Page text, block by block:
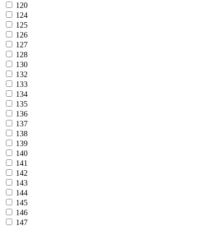
120
124
125
126
127
128
130
132
133
134
135
136
137
138
139
140
141
142
143
144
145
146
147